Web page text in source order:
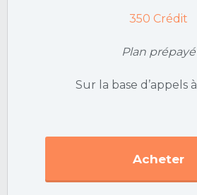
350 Crédit
Plan prépayé
Sur la base d’appels à
Acheter